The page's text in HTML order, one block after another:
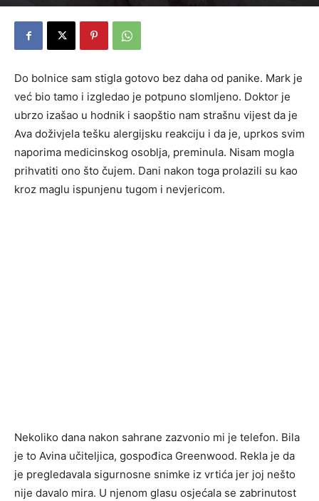
Do bolnice sam stigla gotovo bez daha od panike. Mark je
već bio tamo i izgledao je potpuno slomljeno. Doktor je
ubrzo izašao u hodnik i saopštio nam strašnu vijest da je
Ava doživjela tešku alergijsku reakciju i da je, uprkos svim
naporima medicinskog osoblja, preminula. Nisam mogla
prihvatiti ono što čujem. Dani nakon toga prolazili su kao
kroz maglu ispunjenu tugom i nevjericom.
Nekoliko dana nakon sahrane zazvonio mi je telefon. Bila
je to Avina učiteljica, gospođica Greenwood. Rekla je da
je pregledavala sigurnosne snimke iz vrtića jer joj nešto
nije davalo mira. U njenom glasu osjećala se zabrinutost